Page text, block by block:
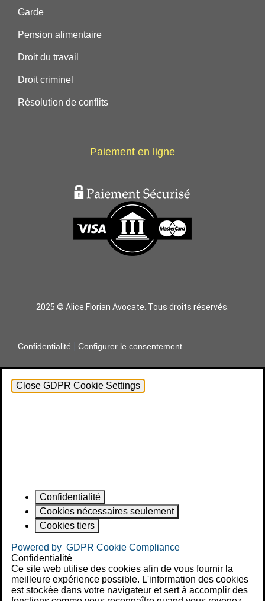
Garde
Pension alimentaire
Droit du travail
Droit criminel
Résolution de conflits
Paiement en ligne
2025 © Alice Florian Avocate. Tous droits réservés.
Confidentialité Configurer le consentement
Close GDPR Cookie Settings
Confidentialité
Cookies nécessaires seulement
Cookies tiers
Powered by GDPR Cookie Compliance
Confidentialité
Ce site web utilise des cookies afin de vous fournir la
meilleure expérience possible. L'information des cookies
est stockée dans votre navigateur et sert à accomplir des